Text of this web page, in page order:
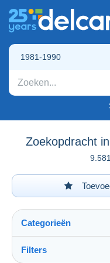
1981-1990
Zoekopdracht
Categorieën
Filters